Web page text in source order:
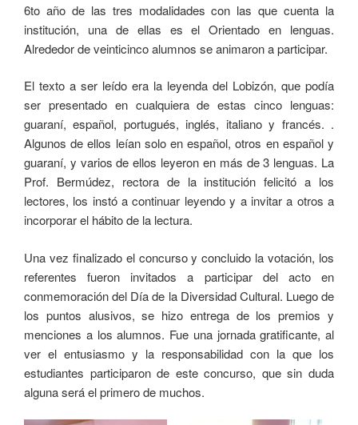
6to año de las tres modalidades con las que cuenta la
institución, una de ellas es el Orientado en lenguas.
Alrededor de veinticinco alumnos se animaron a participar.
El texto a ser leído era la leyenda del Lobizón, que podía
ser presentado en cualquiera de estas cinco lenguas:
guaraní, español, portugués, inglés, italiano y francés. .
Algunos de ellos leían solo en español, otros en español y
guaraní, y varios de ellos leyeron en más de 3 lenguas. La
Prof. Bermúdez, rectora de la institución felicitó a los
lectores, los instó a continuar leyendo y a invitar a otros a
incorporar el hábito de la lectura.
Una vez finalizado el concurso y concluido la votación, los
referentes fueron invitados a participar del acto en
conmemoración del Día de la Diversidad Cultural. Luego de
los puntos alusivos, se hizo entrega de los premios y
menciones a los alumnos. Fue una jornada gratificante, al
ver el entusiasmo y la responsabilidad con la que los
estudiantes participaron de este concurso, que sin duda
alguna será el primero de muchos.